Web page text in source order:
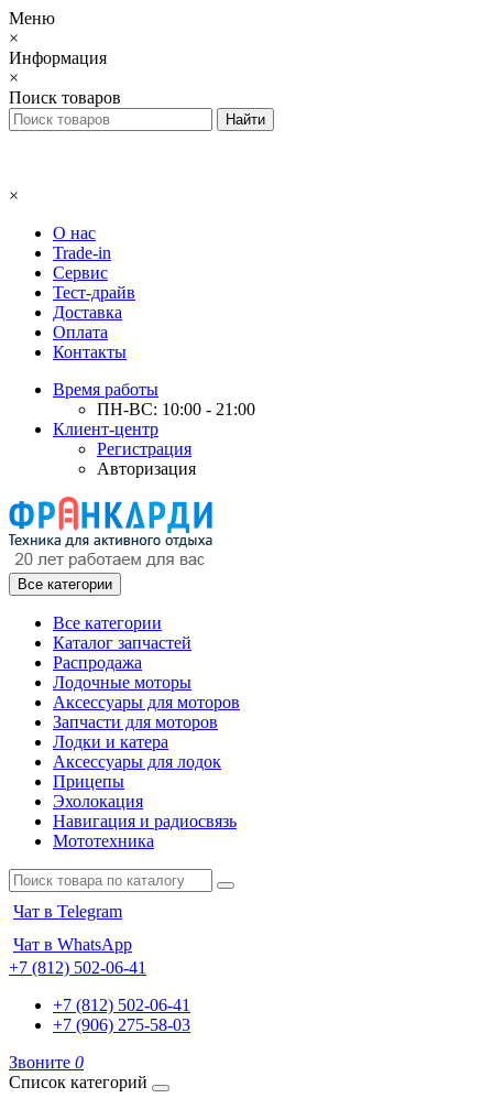
Меню
×
Информация
×
Поиск товаров
×
О нас
Trade-in
Сервис
Тест-драйв
Доставка
Оплата
Контакты
Время работы
ПН-ВС: 10:00 - 21:00
Клиент-центр
Регистрация
Авторизация
Все категории
Все категории
Каталог запчастей
Распродажа
Лодочные моторы
Аксессуары для моторов
Запчасти для моторов
Лодки и катера
Аксессуары для лодок
Прицепы
Эхолокация
Навигация и радиосвязь
Мототехника
Чат в Telegram
Чат в WhatsApp
+7 (812) 502-06-41
+7 (812) 502-06-41
+7 (906) 275-58-03
Звоните 0
Список категорий